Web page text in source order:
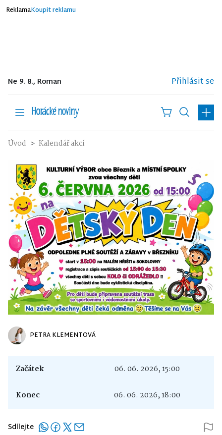
ReklamaKoupit reklamu
Ne 9. 8., Roman Přihlásit se
Úvod Kalendář akcí
PETRA KLEMENTOVÁ
Začátek 06. 06. 2026, 15:00
Konec 06. 06. 2026, 18:00
Sdílejte